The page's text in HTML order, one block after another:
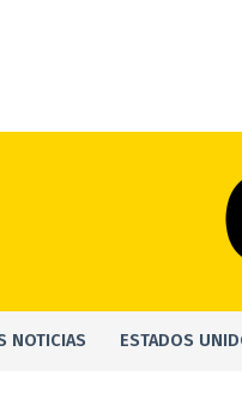
NOTICIAS ESTADOS